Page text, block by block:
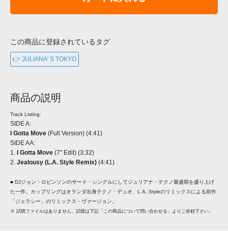
この商品に登録されているタグ
👉 JULIANA' S TOKYO
商品の説明
Track Listing:
SIDE A:
I Gotta Move (Full Version) (4:41)
SIDE AA:
1. I Gotta Move (7" Edit) (3:32)
2. Jealousy (L.A. Style Remix) (4:41)
■ DJジョン・ロビンソンのサード・シングルにしてジュリアナ・テクノ最盛期を盛り上げ
た一作。カップリングはオランダ出身テクノ・デュオ、L.A. Styleのリミックスによる前作
「ジェラシー」のリミックス・ヴァージョン。
※ 試聴ファイルはありません。試聴は下記「この商品について問い合わせる」よりご依頼下さい。